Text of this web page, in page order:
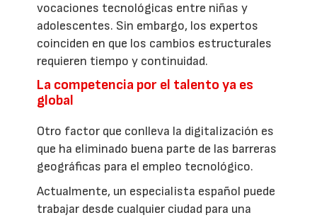
vocaciones tecnológicas entre niñas y
adolescentes. Sin embargo, los expertos
coinciden en que los cambios estructurales
requieren tiempo y continuidad.
La competencia por el talento ya es
global
Otro factor que conlleva la digitalización es
que ha eliminado buena parte de las barreras
geográficas para el empleo tecnológico.
Actualmente, un especialista español puede
trabajar desde cualquier ciudad para una